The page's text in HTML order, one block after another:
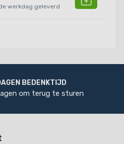
werkdag geleverd
BEDENKTIJD
om terug te sturen